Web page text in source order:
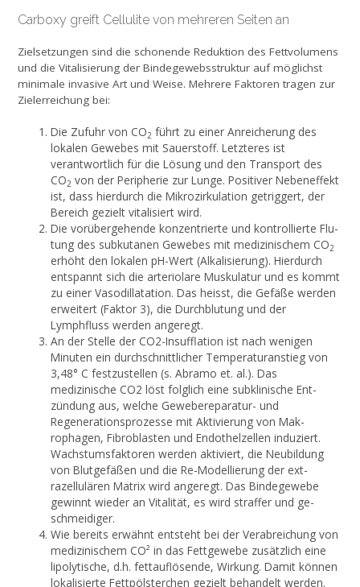
Carboxy greift Cellulite von mehreren Seiten an
Zielsetzungen sind die schonen­de Reduktion des Fettvolumens
und die Vitalisierung der Bindegewebsstruktur auf möglichst
minimale invasive Art und Weise. Mehrere Faktoren tragen zur
Zielerreichung bei:
Die Zufuhr von CO2 führt zu einer Anreicherung des
lokalen Gewebes mit Sauerstoff. Letzteres ist
verantwortlich für die Lösung und den Transport des
CO2 von der Peripherie zur Lunge. Positiver Nebeneffekt
ist, dass hierdurch die Mikrozirkulation getriggert, der
Bereich gezielt vitalisiert wird.
Die vorübergehende konzentrierte und kontrollierte Flu­
tung des subkutanen Gewebes mit medizinischem CO2
erhöht den loka­len pH-Wert (Alkalisierung). Hierdurch
entspannt sich die arteriolare Muskulatur und es kommt
zu einer Vasodillatation. Das heisst, die Gefäße werden
erweitert (Faktor 3), die Durchblutung und der
Lymphfluss werden angeregt.
An der Stelle der CO2-Insufflation ist nach wenigen
Minuten ein durchschnittlicher Temperatur­anstieg von
3,48° C festzustellen (s. Abramo et. al.). Das
medizinische CO2 löst folglich eine subklinische Ent­
zündung aus, welche Geweberepara­tur- und
Regenerationsprozesse mit Aktivierung von Mak­
rophagen, Fibroblasten und Endothelzellen induziert.
Wachstumsfaktoren werden aktiviert, die Neubil­dung
von Blutgefäßen und die Re-Modellierung der ext­
razellulären Matrix wird angeregt. Das Bindegewebe
gewinnt wieder an Vitalität, es wird straffer und ge­
schmeidiger.
Wie bereits erwähnt entsteht bei der Verabreichung von
medizinischem CO² in das Fettgewebe zusätzlich eine
lipolytische, d.h. fettauflösende, Wirkung. Damit können
lokalisierte Fettpölsterchen gezielt behandelt werden.